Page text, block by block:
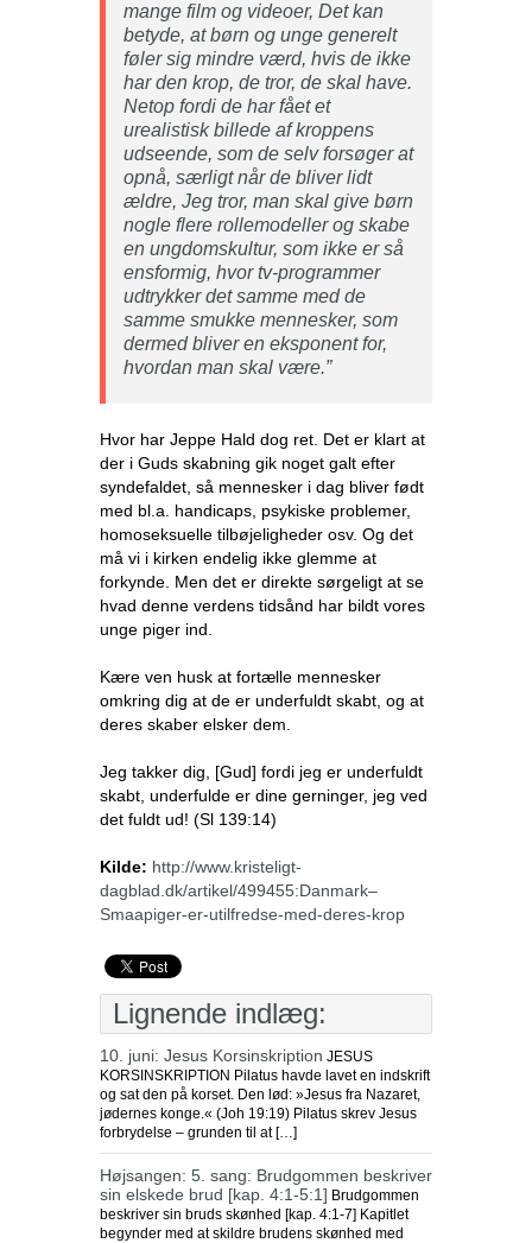
mange film og videoer, Det kan
betyde, at børn og unge generelt
føler sig mindre værd, hvis de ikke
har den krop, de tror, de skal have.
Netop fordi de har fået et
urealistisk billede af kroppens
udseende, som de selv forsøger at
opnå, særligt når de bliver lidt
ældre, Jeg tror, man skal give børn
nogle flere rollemodeller og skabe
en ungdomskultur, som ikke er så
ensformig, hvor tv-programmer
udtrykker det samme med de
samme smukke mennesker, som
dermed bliver en eksponent for,
hvordan man skal være.”
Hvor har Jeppe Hald dog ret. Det er klart at
der i Guds skabning gik noget galt efter
syndefaldet, så mennesker i dag bliver født
med bl.a. handicaps, psykiske problemer,
homoseksuelle tilbøjeligheder osv. Og det
må vi i kirken endelig ikke glemme at
forkynde. Men det er direkte sørgeligt at se
hvad denne verdens tidsånd har bildt vores
unge piger ind.
Kære ven husk at fortælle mennesker
omkring dig at de er underfuldt skabt, og at
deres skaber elsker dem.
Jeg takker dig, [Gud] fordi jeg er underfuldt
skabt, underfulde er dine gerninger, jeg ved
det fuldt ud! (Sl 139:14)
Kilde: http://www.kristeligt-
dagblad.dk/artikel/499455:Danmark–
Smaapiger-er-utilfredse-med-deres-krop
Lignende indlæg:
10. juni: Jesus Korsinskription JESUS
KORSINSKRIPTION Pilatus havde lavet en indskrift
og sat den på korset. Den lød: »Jesus fra Nazaret,
jødernes konge.« (Joh 19:19) Pilatus skrev Jesus
forbrydelse – grunden til at […]
Højsangen: 5. sang: Brudgommen beskriver
sin elskede brud [kap. 4:1-5:1] Brudgommen
beskriver sin bruds skønhed [kap. 4:1-7] Kapitlet
begynder med at skildre brudens skønhed med